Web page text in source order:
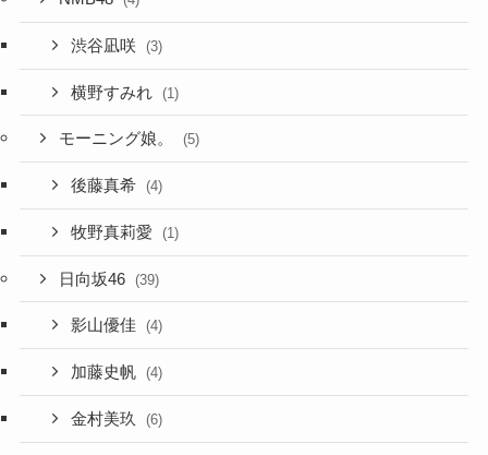
渋谷凪咲 (3)
横野すみれ (1)
モーニング娘。 (5)
後藤真希 (4)
牧野真莉愛 (1)
日向坂46 (39)
影山優佳 (4)
加藤史帆 (4)
金村美玖 (6)